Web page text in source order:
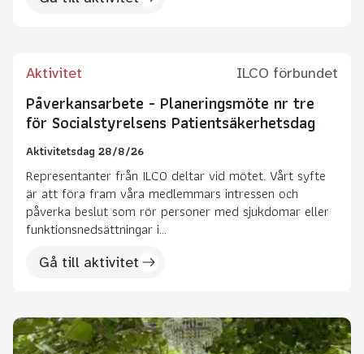
Aktivitet ILCO förbundet
Påverkansarbete - Planeringsmöte nr tre
för Socialstyrelsens Patientsäkerhetsdag
Aktivitetsdag 28/8/26
Representanter från ILCO deltar vid mötet. Vårt syfte
är att föra fram våra medlemmars intressen och
påverka beslut som rör personer med sjukdomar eller
funktionsnedsättningar i...
Gå till aktivitet